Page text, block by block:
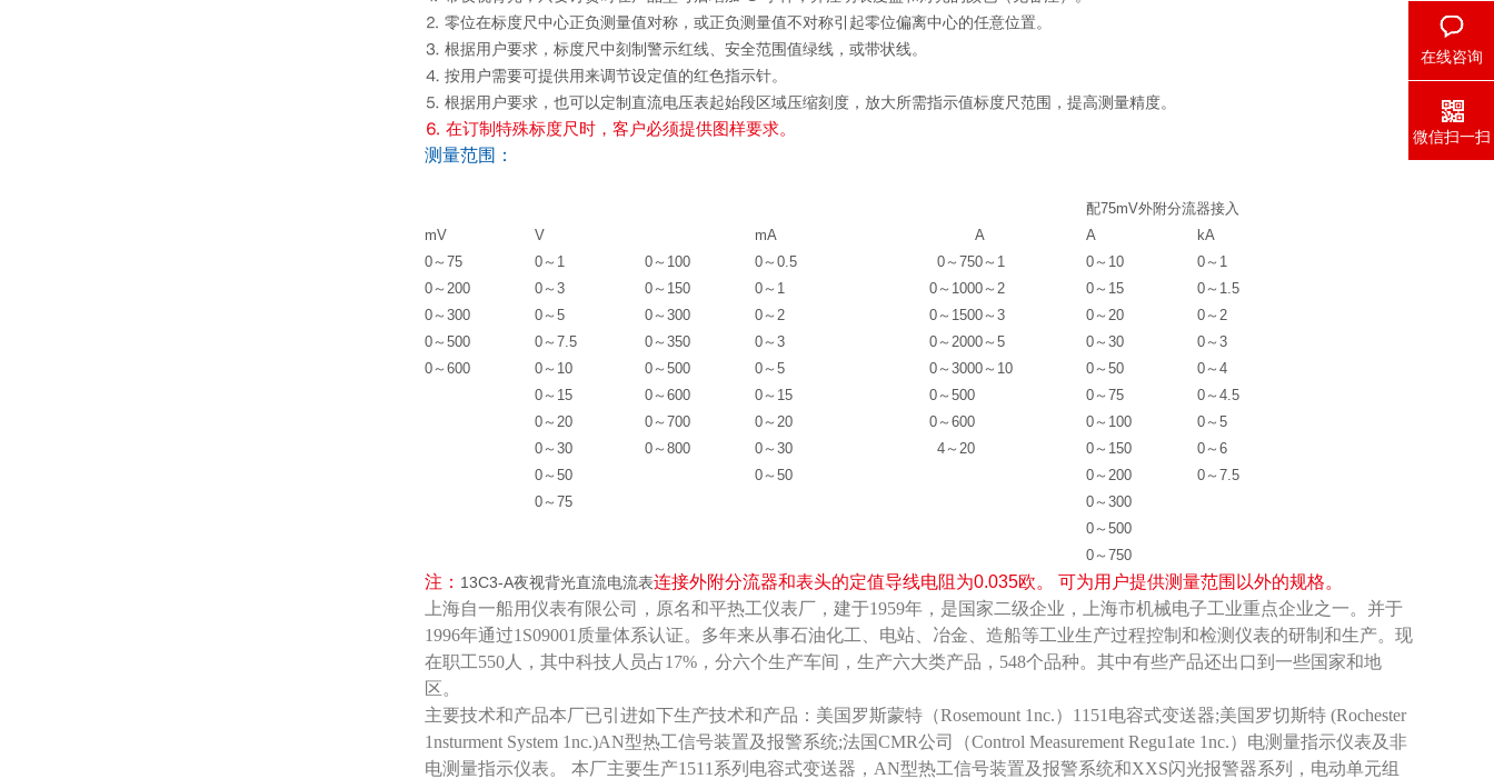
⒉ 零位在标度尺中心正负测量值对称，或正负测量值不对称引起零位偏离中心的任意位置。
⒊ 根据用户要求，标度尺中刻制警示红线、安全范围值绿线，或带状线。
⒋ 按用户需要可提供用来调节设定值的红色指示针。
⒌ 根据用户要求，也可以定制直流电压表起始段区域压缩刻度，放大所需指示值标度尺范围，提高测量精度。
⒍ 在订制特殊标度尺时，客户必须提供图样要求。
测量范围：
配75mV外附分流器接入
mV
V mA A A
kA
0～75
0～1 0～100 0～0.5 0～750～1 0～10
0～1
0～200
0～3 0～150 0～1 0～1000～2 0～15
0～1.5
0～300
0～5 0～300 0～2 0～1500～3 0～20
0～2
0～500
0～7.5 0～350 0～3 0～2000～5 0～30
0～3
0～600
0～10 0～500 0～5 0～3000～10 0～50
0～4
0～15
0～600 0～15 0～500 0～75
0～4.5
0～20
0～700 0～20 0～600 0～100
0～5
0～30
0～800 0～30 4～20 0～150
0～6
0～50
0～50 0～200
0～7.5
0～75
0～300
0～500
0～750
注： 13C3-A夜视背光直流电流表连接外附分流器和表头的定值导线电阻为0.035欧。 可为用户提供测量范围以外的规格。
上海自一船用仪表有限公司，原名和平热工仪表厂，建于1959年，是国家二级企业，上海市机械电子工业重点企业之一。并于
1996年通过1S09001质量体系认证。多年来从事石油化工、电站、冶金、造船等工业生产过程控制和检测仪表的研制和生产。现
在职工550人，其中科技人员占17%，分六个生产车间，生产六大类产品，548个品种。其中有些产品还出口到一些国家和地
区。
主要技术和产品本厂已引进如下生产技术和产品：美国罗斯蒙特（Rosemount 1nc.）1151电容式变送器;美国罗切斯特 (Rochester
1nsturment System 1nc.)AN型热工信号装置及报警系统;法国CMR公司（Control Measurement Regu1ate 1nc.）电测量指示仪表及非
电测量指示仪表。 本厂主要生产1511系列电容式变送器，AN型热工信号装置及报警系统和XXS闪光报警器系列，电动单元组
在线咨询
微信扫一扫